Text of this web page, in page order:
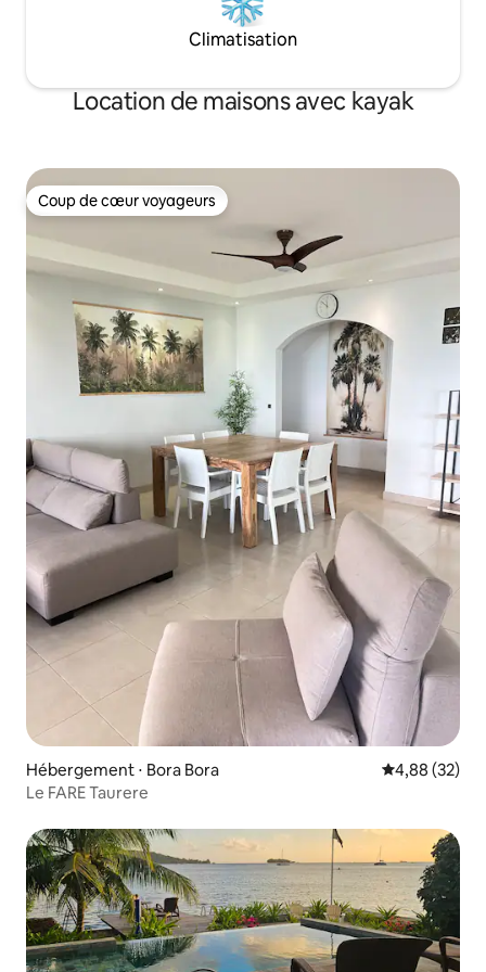
Climatisation
Location de maisons avec kayak
Coup de cœur voyageurs
Coup de cœur voyageurs
Hébergement ⋅ Bora Bora Évaluation
4,88 (32)
Le FARE Taurere